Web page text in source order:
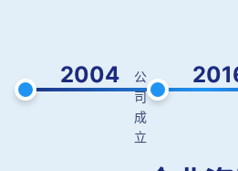
2004
公
司
成
立